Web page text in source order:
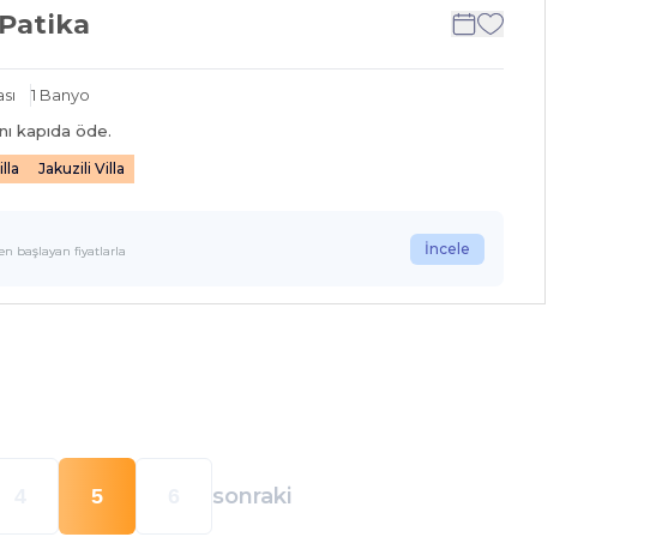
1 Banyo
kapıda öde.
Jakuzili Villa
başlayan fiyatlarla İncele
5 sonraki